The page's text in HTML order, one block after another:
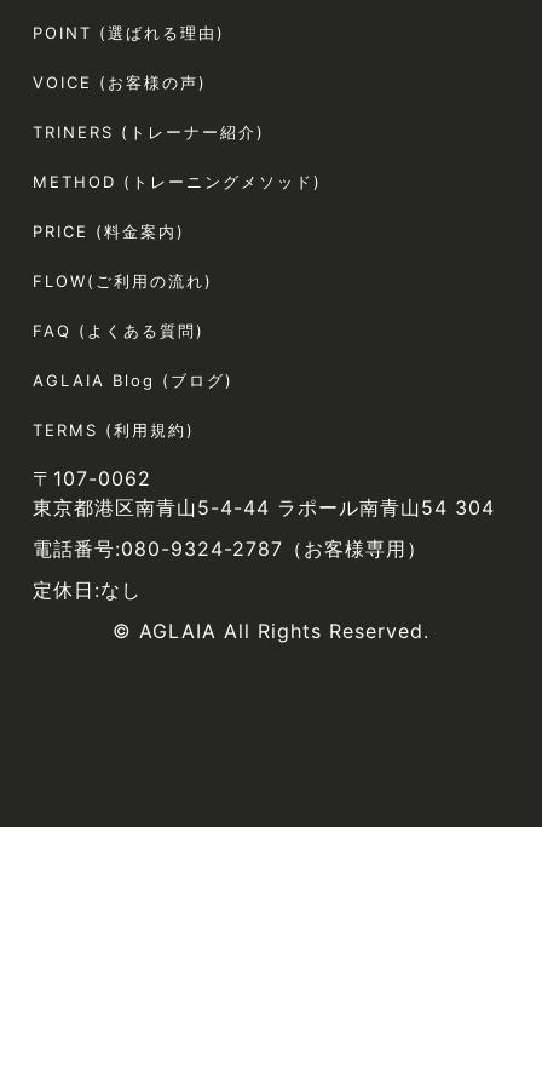
POINT (選ばれる理由)
VOICE (お客様の声)
TRINERS (トレーナー紹介)
METHOD (トレーニングメソッド)
PRICE (料金案内)
FLOW(ご利用の流れ)
FAQ (よくある質問)
AGLAIA Blog (ブログ)
TERMS (利用規約)
〒107-0062
東京都港区南青山5-4-44 ラポール南青山54 304
電話番号:080-9324-2787（お客様専用）
定休日:なし
© AGLAIA All Rights Reserved.